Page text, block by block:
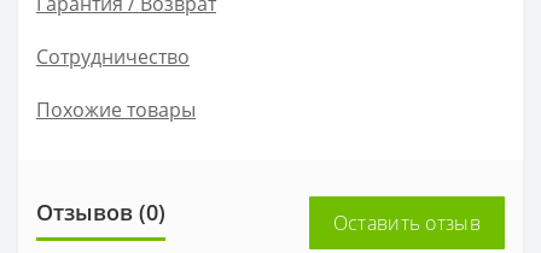
Сотрудничество
Похожие товары
Отзывов (0) Оставить отзыв